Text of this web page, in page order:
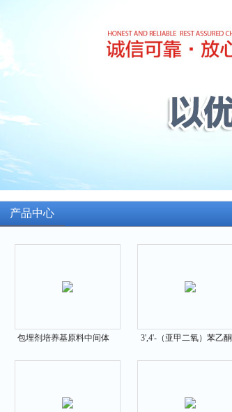
产品中心
包埋剂培养基原料中间体
3',4'-（亚甲二氧）苯乙酮